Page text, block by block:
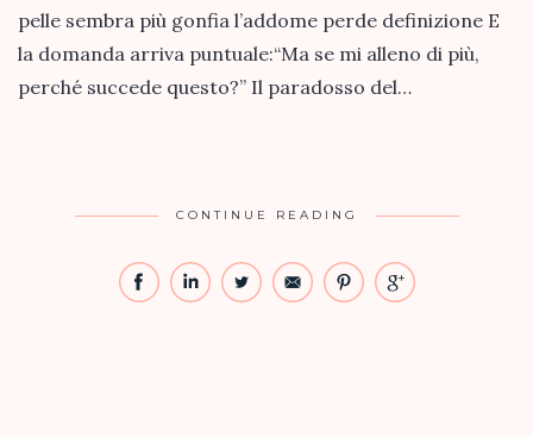
pelle sembra più gonfia l’addome perde definizione E
la domanda arriva puntuale:“Ma se mi alleno di più,
perché succede questo?” Il paradosso del…
CONTINUE READING